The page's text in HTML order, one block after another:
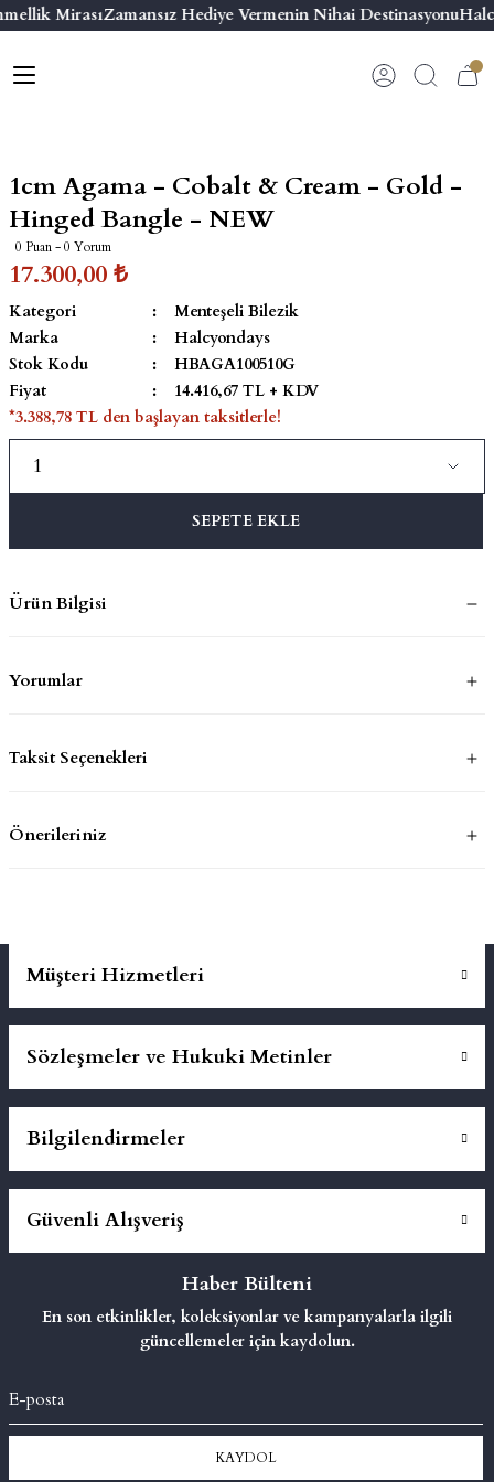
MirasıZamansız Hediye Vermenin Nihai Destinasyonu
Geri Dön
Geri Dön
ve Aksesuarlar
Mum
Geri Dön
Yivli Kabaşon Bilezik
Geri Dön
Seriler
Elephant
1cm Agama - Cobalt & Cream - Gold -
Hinged Bangle - NEW
0 Puan - 0 Yorum
17.300,00 ₺
Kategori
Menteşeli Bilezik
Marka
Halcyondays
Stok Kodu
HBAGA100510G
Fiyat
14.416,67 TL + KDV
*3.388,78 TL den başlayan taksitlerle!
SEPETE EKLE
Ürün Bilgisi
Yorumlar
Taksit Seçenekleri
Önerileriniz
Müşteri Hizmetleri
Sözleşmeler ve Hukuki Metinler
Bilgilendirmeler
Güvenli Alışveriş
Haber Bülteni
En son etkinlikler, koleksiyonlar ve kampanyalarla ilgili
güncellemeler için kaydolun.
KAYDOL